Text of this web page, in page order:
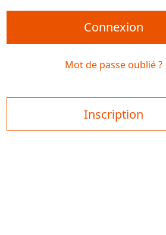
Connexion
Mot de passe oublié ?
Inscription